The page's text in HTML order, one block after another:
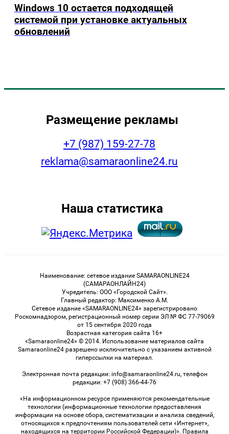
Windows 10 остается подходящей
системой при установке актуальных
обновлений
Размещение рекламы
+7 (987) 159-27-78
reklama@samaraonline24.ru
Наша статистика
Наименование: сетевое издание SAMARAONLINE24
(САМАРАОНЛАЙН24)
Учредитель: ООО «Городской Сайт».
Главный редактор: Максименко А.М.
Сетевое издание «SAMARAONLINE24» зарегистрировано
Роскомнадзором, регистрационный номер серии ЭЛ № ФС 77-79069
от 15 сентября 2020 года
Возрастная категория сайта 16+
«Samaraonline24» © 2014. Использование материалов сайта
Samaraonline24 разрешено исключительно с указанием активной
гиперссылки на материал.
Электронная почта редакции: info@samaraonline24.ru, телефон
редакции: +7 (908) 366-44-76
«На информационном ресурсе применяются рекомендательные
технологии (информационные технологии предоставления
информации на основе сбора, систематизации и анализа сведений,
относящихся к предпочтениям пользователей сети «Интернет»,
находящихся на территории Российской Федерации)». Правила